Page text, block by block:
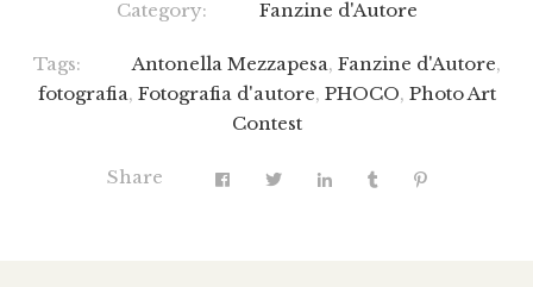
Category: Fanzine d'Autore
Tags: Antonella Mezzapesa, Fanzine d'Autore,
fotografia, Fotografia d'autore, PHOCO, Photo Art
Contest
Share